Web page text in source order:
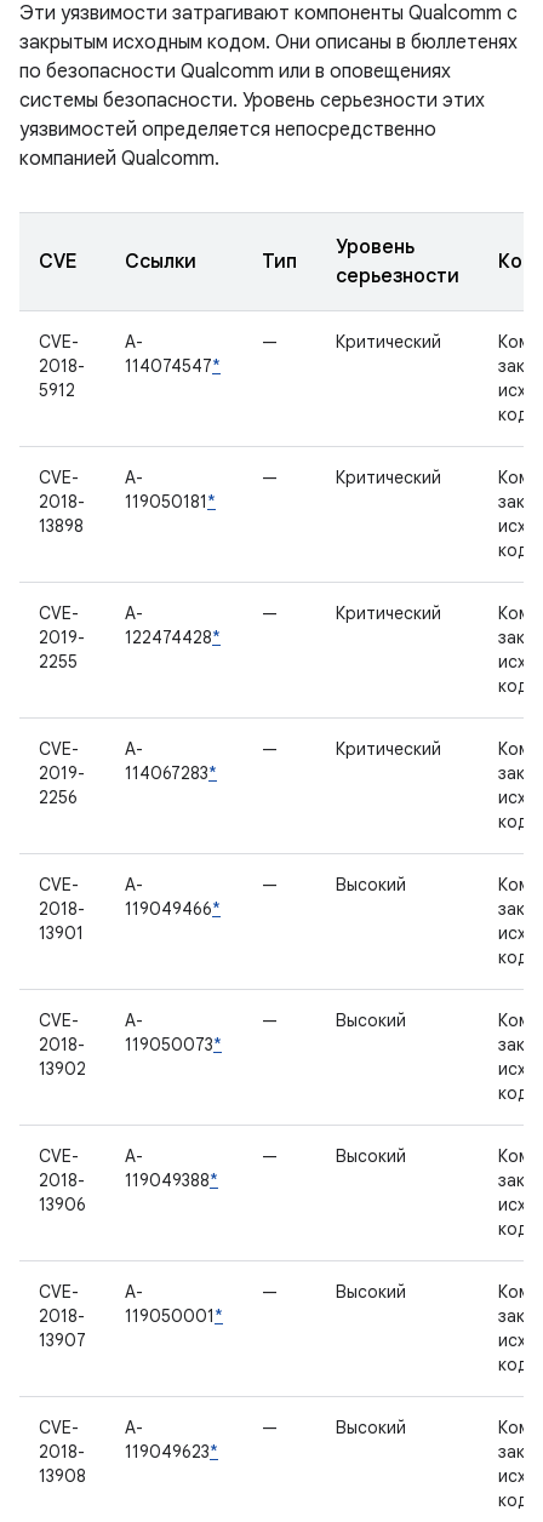
Эти уязвимости затрагивают компоненты Qualcomm с
закрытым исходным кодом. Они описаны в бюллетенях
по безопасности Qualcomm или в оповещениях
системы безопасности. Уровень серьезности этих
уязвимостей определяется непосредственно
компанией Qualcomm.
CVE Ссылки Тип
Уровень
серьезности
CVE-
2018-
5912
A-
114074547*
— Критический
CVE-
2018-
13898
A-
119050181*
— Критический
CVE-
2019-
2255
A-
122474428*
— Критический
CVE-
2019-
2256
A-
114067283*
— Критический
CVE-
2018-
13901
A-
119049466*
— Высокий
CVE-
2018-
13902
A-
119050073*
— Высокий
CVE-
2018-
13906
A-
119049388*
— Высокий
CVE-
2018-
13907
A-
119050001*
— Высокий
CVE-
2018-
13908
A-
119049623*
— Высокий